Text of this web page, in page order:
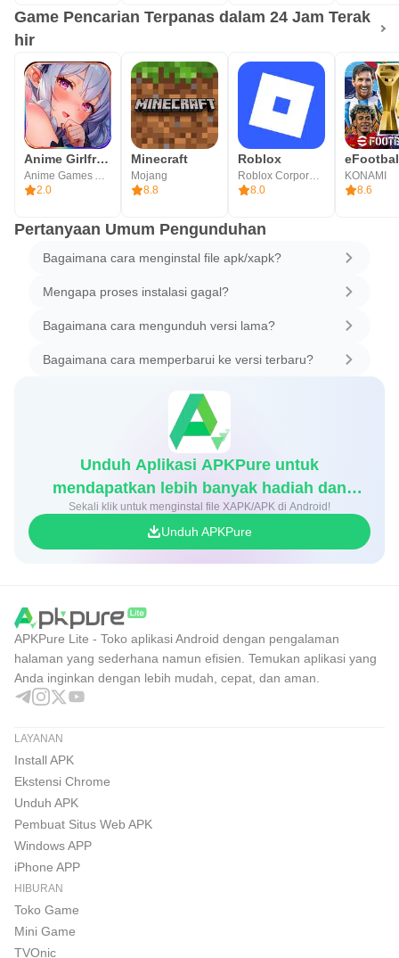
Game Pencarian Terpanas dalam 24 Jam Terak
hir
Anime Girlfriend Isekai Waifu
2.0
Minecraft
Mojang
8.8
Roblox
8.0
KONAMI
8.6
Pertanyaan Umum Pengunduhan
Bagaimana cara menginstal file apk/xapk?
Mengapa proses instalasi gagal?
Bagaimana cara mengunduh versi lama?
Bagaimana cara memperbarui ke versi terbaru?
Unduh Aplikasi APKPure untuk
mendapatkan lebih banyak hadiah dan
diskon game
Sekali klik untuk menginstal file XAPK/APK di Android!
Unduh APKPure
APKPure Lite - Toko aplikasi Android dengan pengalaman
halaman yang sederhana namun efisien. Temukan aplikasi yang
Anda inginkan dengan lebih mudah, cepat, dan aman.
LAYANAN
Install APK
Ekstensi Chrome
Unduh APK
Pembuat Situs Web APK
Windows APP
iPhone APP
HIBURAN
Toko Game
Mini Game
TVOnic